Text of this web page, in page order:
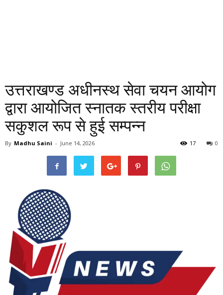
उत्तराखण्ड अधीनस्थ सेवा चयन आयोग
द्वारा आयोजित स्नातक स्तरीय परीक्षा
सकुशल रूप से हुई सम्पन्न
By Madhu Saini - June 14, 2026 0
17